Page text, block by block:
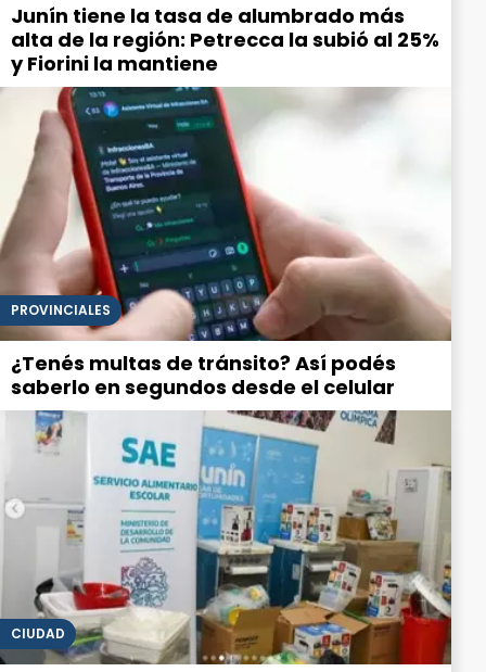
Junín tiene la tasa de alumbrado más
alta de la región: Petrecca la subió al 25%
y Fiorini la mantiene
PROVINCIALES
¿Tenés multas de tránsito? Así podés
saberlo en segundos desde el celular
CIUDAD